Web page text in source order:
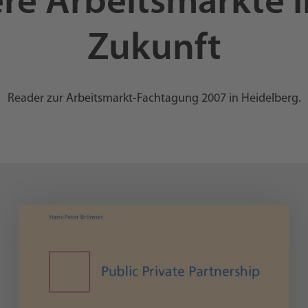
Zukunft
Reader zur Arbeitsmarkt-Fachtagung 2007 in Heidelberg.